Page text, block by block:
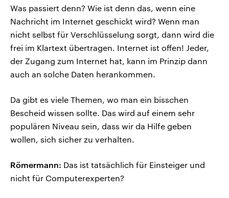
Was passiert denn? Wie ist denn das, wenn eine
Nachricht im Internet geschickt wird? Wenn man
nicht selbst für Verschlüsselung sorgt, dann wird die
frei im Klartext übertragen. Internet ist offen! Jeder,
der Zugang zum Internet hat, kann im Prinzip dann
auch an solche Daten herankommen.
Da gibt es viele Themen, wo man ein bisschen
Bescheid wissen sollte. Das wird auf einem sehr
populären Niveau sein, dass wir da Hilfe geben
wollen, sich sicher zu verhalten.
Römermann: Das ist tatsächlich für Einsteiger und
nicht für Computerexperten?